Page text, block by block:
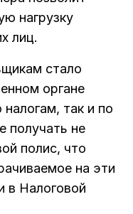
нагрузку
лиц.
стало
органе
налогам, так и по
получать не
полис, что
на эти
в Налоговой